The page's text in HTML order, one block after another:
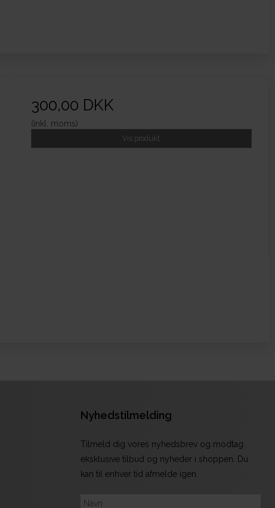
300,00 DKK
(inkl. moms)
Vis produkt
Nyhedstilmelding
Tilmeld dig vores nyhedsbrev og modtag
eksklusive tilbud og nyheder i shoppen. Du
kan til enhver tid afmelde igen.